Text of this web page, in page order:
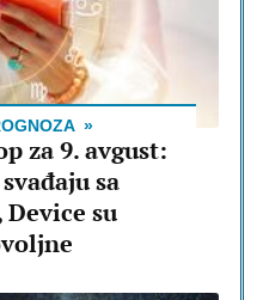
za 9. avgust:
sa
su